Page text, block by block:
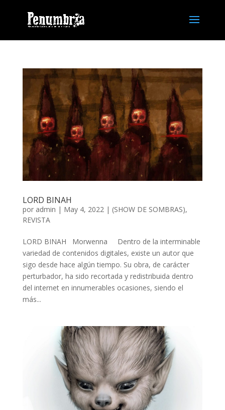
LORD BINAH
por admin | May 4, 2022 | (SHOW DE SOMBRAS),
REVISTA
LORD BINAH Morwenna Dentro de la interminable
variedad de contenidos digitales, existe un autor que
sigo desde hace algún tiempo. Su obra, de carácter
perturbador, ha sido recortada y redistribuida dentro
del internet en innumerables ocasiones, siendo el
más...